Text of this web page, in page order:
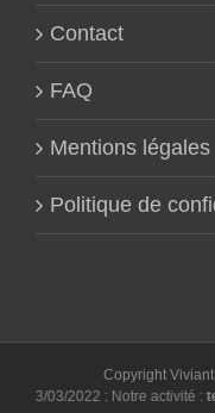
Contact
FAQ
Mentions légales
Politique de
Copyright
03/03/2022 : Notre activité :